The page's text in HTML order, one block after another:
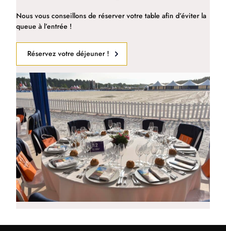
Nous vous conseillons de réserver votre table afin d’éviter la
queue à l’entrée !
Réservez votre déjeuner !